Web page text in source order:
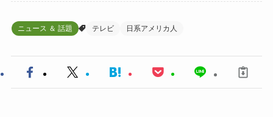
ニュース ＆ 話題 テレビ 日系アメリカ人